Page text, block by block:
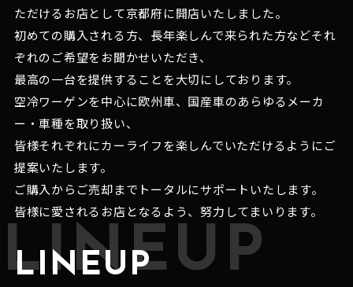
ただけるお店として京都府に開店いたしました。
初めての購入される方、長年楽しんで来られた方などそれ
ぞれのご希望をお聞かせいただき、
最高の一台を提供することを大切にしております。
空冷ワーゲンを中心に欧州車、国産車のあらゆるメーカ
ー・車種を取り扱い、
皆様それぞれにカーライフを楽しんでいただけるようにご
提案いたします。
ご購入からご売却までトータルにサポートいたします。
皆様に愛されるお店となるよう、努力してまいります。
LINEUP
LINEUP